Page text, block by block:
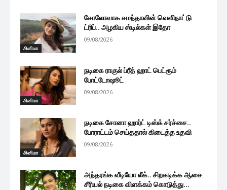
சினிமா
சோலோவாக சமந்தாவின் வெளிநாட்டு
ட்ரிப்.. அழகிய ஸ்டில்கள் இதோ
09/08/2026
சினிமா
நடிகை ராகுல் ப்ரீத் ஹாட் பெட்ரூம்
போட்டோஷூட்
09/08/2026
சினிமா
நடிகை சோனா ஹார்ட் டிஸ்க் சர்ச்சை..
போராட்டம் செய்ததால் கிடைத்த உதவி
09/08/2026
அந்தரங்க வீடியோ லீக்.. சிறகடிக்க ஆசை
சீரியல் நடிகை விளக்கம் கொடுத்து...